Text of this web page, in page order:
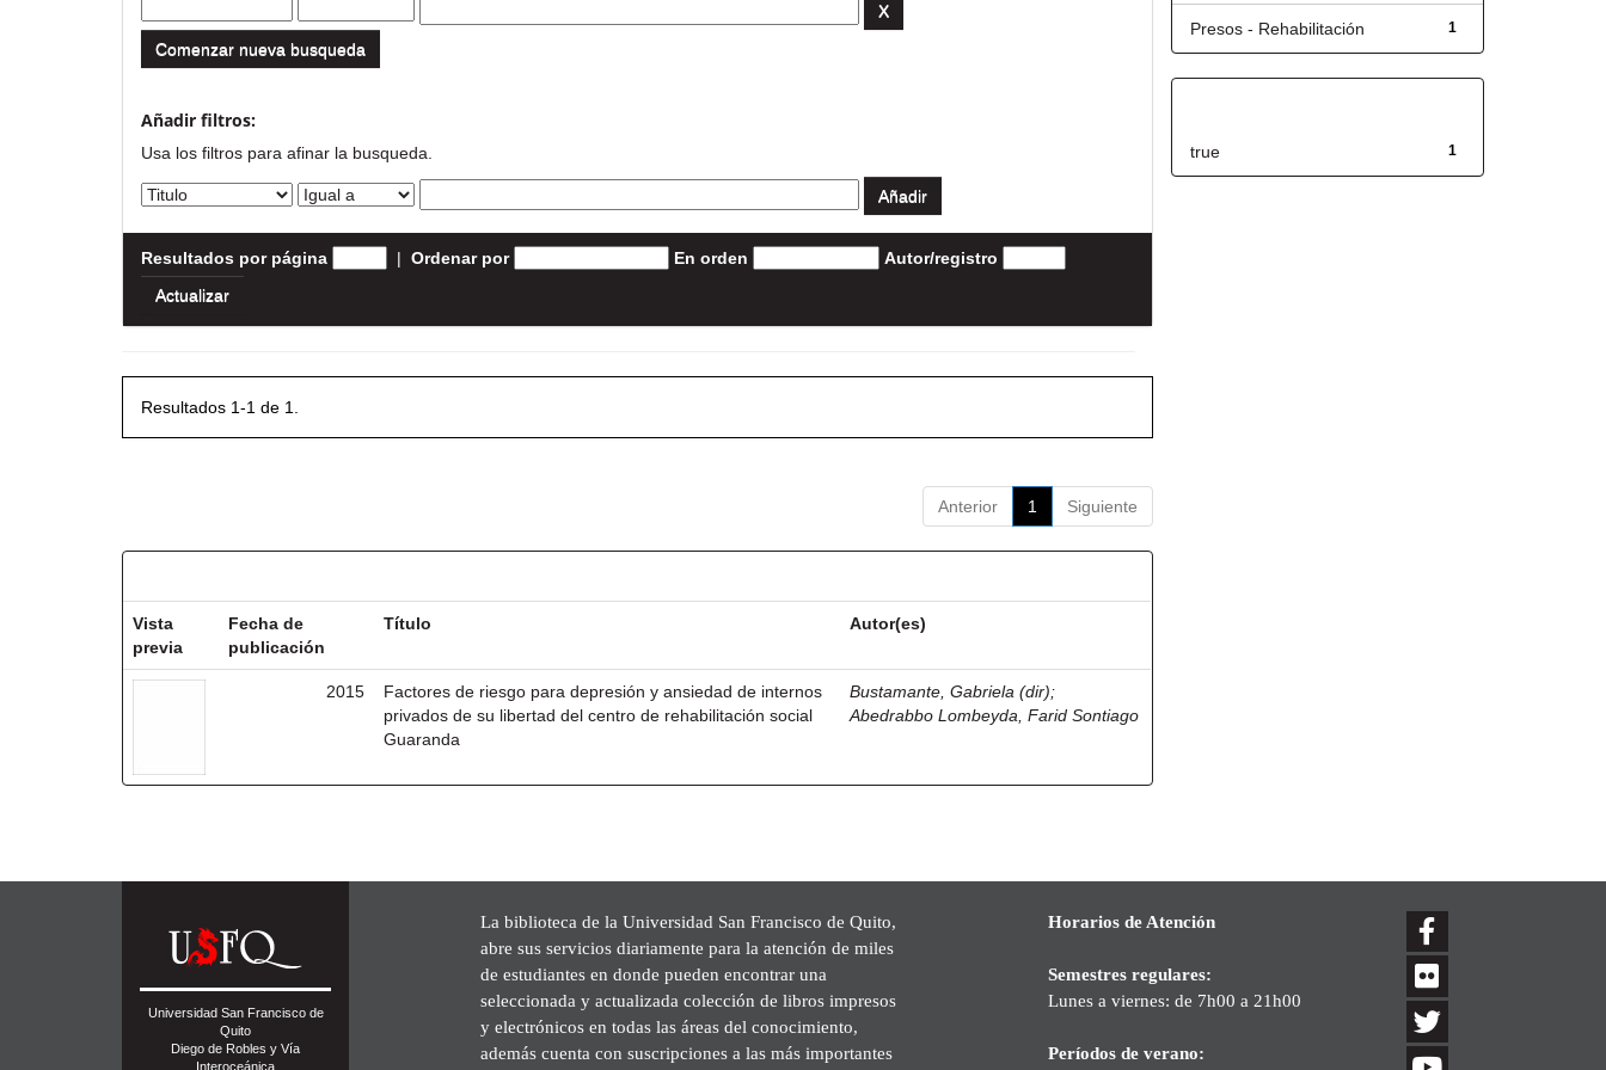
Comenzar nueva busqueda
Añadir filtros:
Usa los filtros para afinar la busqueda.
Resultados por página | Ordenar por En orden Autor/registro
Resultados 1-1 de 1.
Anterior 1 Siguiente
Vista
previa
Fecha de
publicación
Título Autor(es)
2015
Factores de riesgo para depresión y ansiedad de internos
privados de su libertad del centro de rehabilitación social
Guaranda
Bustamante, Gabriela (dir);
Abedrabbo Lombeyda, Farid Sontiago
1
Presos - Rehabilitación
1
true
Universidad San Francisco de
Quito
Diego de Robles y Vía
Interoceánica
La biblioteca de la Universidad San Francisco de Quito,
abre sus servicios diariamente para la atención de miles
de estudiantes en donde pueden encontrar una
seleccionada y actualizada colección de libros impresos
y electrónicos en todas las áreas del conocimiento,
además cuenta con suscripciones a las más importantes
Horarios de Atención
Semestres regulares:
Lunes a viernes: de 7h00 a 21h00
Períodos de verano: